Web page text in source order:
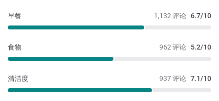
1,132 评论 6.7/10
早餐
962 评论 5.2/10
食物
937 评论 7.1/10
清洁度